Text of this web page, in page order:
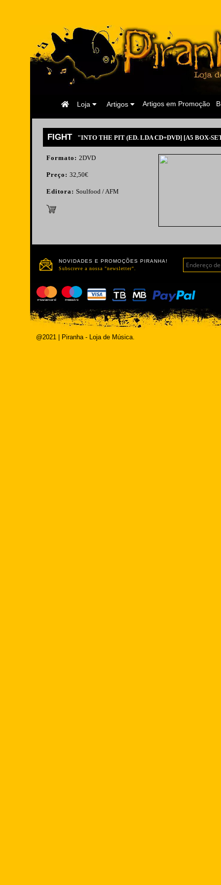
Artigos em Promoção
Artigos
Loja
Página
FIGHT "INTO THE PIT (ED. LDA CD+DVD] [A5 BOX-
Formato: 2DVD
Preço: 32,50€
Editora: Soulfood / AFM
NOVIDADES E PROMOÇÕES PIRANHA!
Subscreve a nossa "newsletter".
@2021 | Piranha - Loja de Música.